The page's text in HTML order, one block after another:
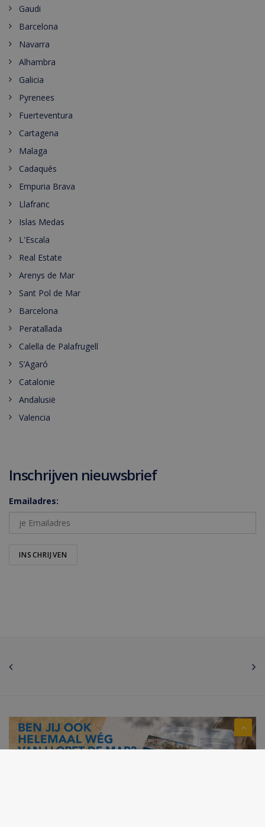
Gaudi
Barcelona
Navarra
Alhambra
Galicia
Pyrenees
Fuerteventura
Cartagena
Malaga
Cadaqués
Empuria Brava
Llafranc
Islas Medas
L'Escala
Real Estate
Arenys de Mar
Sant Pol de Mar
Barcelona
Peratallada
Calella de Palafrugell
S’Agaró
Catalonie
Andalusië
Valencia
Inschrijven nieuwsbrief
Emailadres: